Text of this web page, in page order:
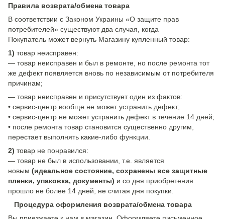
Правила возврата/обмена товара
В соответствии с Законом Украины «О защите прав
потребителей» существуют два случая, когда
Покупатель может вернуть Магазину купленный товар:
1) товар неисправен:
— товар неисправен и был в ремонте, но после ремонта тот
же дефект появляется вновь по независимым от потребителя
причинам;
— товар неисправен и присутствует один из фактов:
• сервис-центр вообще не может устранить дефект;
• сервис-центр не может устранить дефект в течение 14 дней;
• после ремонта товар становится существенно другим,
перестает выполнять какие-либо функции.
2) товар не понравился:
— товар не был в использовании, т.е. является
новым (идеальное состояние, сохранены все защитные
пленки, упаковка, документы) и со дня приобретения
прошло не более 14 дней, не считая дня покупки.
Процедура оформления возврата/обмена товара